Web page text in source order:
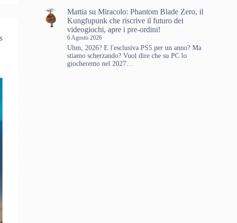
Mattia suMiracolo: Phantom Blade Zero, il
Kungfupunk che riscrive il futuro dei
videogiochi, apre i pre-ordini!
6 Agosto 2026
Uhm, 2026? E l'esclusiva PS5 per un anno? Ma
stiamo scherzando? Vuol dire che su PC lo
giocheremo nel 2027…